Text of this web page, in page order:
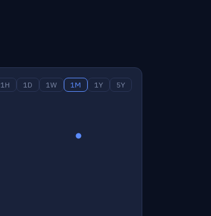
1H 1D 1W 1M 1Y 5Y